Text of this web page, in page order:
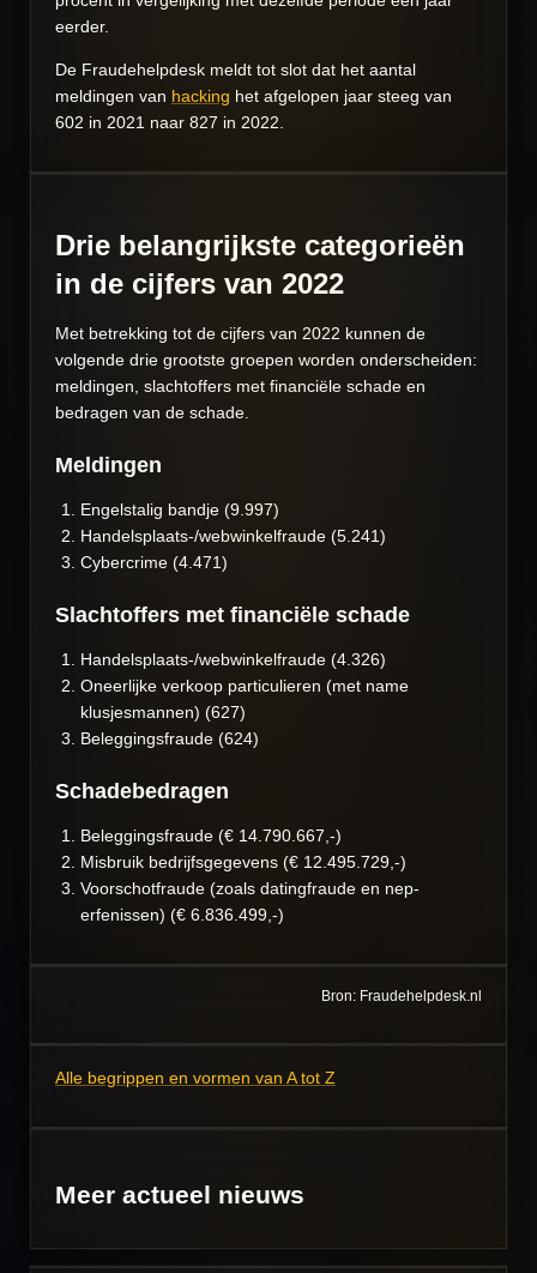
eerder.
De Fraudehelpdesk meldt tot slot dat het aantal
meldingen van hacking het afgelopen jaar steeg van
602 in 2021 naar 827 in 2022.
Drie belangrijkste categorieën
in de cijfers van 2022
Met betrekking tot de cijfers van 2022 kunnen de
volgende drie grootste groepen worden onderscheiden:
meldingen, slachtoffers met financiële schade en
bedragen van de schade.
Meldingen
Engelstalig bandje (9.997)
Handelsplaats-/webwinkelfraude (5.241)
Cybercrime (4.471)
Slachtoffers met financiële schade
Handelsplaats-/webwinkelfraude (4.326)
Oneerlijke verkoop particulieren (met name
klusjesmannen) (627)
Beleggingsfraude (624)
Schadebedragen
Beleggingsfraude (€ 14.790.667,-)
Misbruik bedrijfsgegevens (€ 12.495.729,-)
Voorschotfraude (zoals datingfraude en nep-
erfenissen) (€ 6.836.499,-)
Bron: Fraudehelpdesk.nl
Alle begrippen en vormen van A tot Z
Meer actueel nieuws